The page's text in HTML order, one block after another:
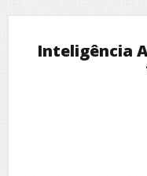
Inteligência